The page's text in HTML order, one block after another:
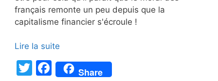
français remonte un peu depuis que la
capitalisme financier s'écroule !
Lire la suite
T
F
Share